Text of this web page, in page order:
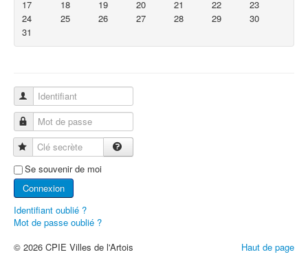
17
18 19 20 21 22
23
24
25 26 27 28 29
30
31
Identifiant
Mot de passe
Clé secrète
Se souvenir de moi
Connexion
Identifiant oublié ?
Mot de passe oublié ?
Haut de page
© 2026 CPIE Villes de l'Artois